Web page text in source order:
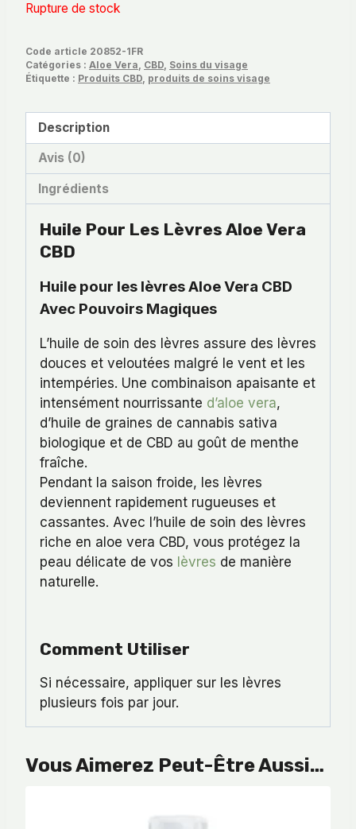
Rupture de stock
Code article 20852-1FR
Catégories : Aloe Vera, CBD, Soins du visage
Étiquette : Produits CBD, produits de soins visage
Description
Avis (0)
Ingrédients
Huile Pour Les Lèvres Aloe Vera
CBD
Huile pour les lèvres Aloe Vera CBD
Avec Pouvoirs Magiques
L’huile de soin des lèvres assure des lèvres
douces et veloutées malgré le vent et les
intempéries. Une combinaison apaisante et
intensément nourrissante d’aloe vera,
d’huile de graines de cannabis sativa
biologique et de CBD au goût de menthe
fraîche.
Pendant la saison froide, les lèvres
deviennent rapidement rugueuses et
cassantes. Avec l’huile de soin des lèvres
riche en aloe vera CBD, vous protégez la
peau délicate de vos lèvres de manière
naturelle.
Comment Utiliser
Si nécessaire, appliquer sur les lèvres
plusieurs fois par jour.
Vous Aimerez Peut-Être Aussi…